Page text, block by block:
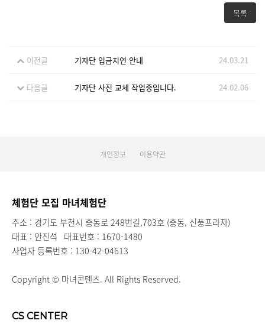
목록
이전글 기자단 입금지연 안내 24.03.21
다음글 기자단 사진 교체 작업중입니다. 24.02.06
개인정보 이용약관
체험단 모집 마녀체험단
주소 : 경기도 부천시 중동로 248번길,703호 (중동, 신풍프라자)
대표 : 안진석 대표번호 : 1670-1480
사업자 등록번호 : 130-42-04613
Copyright © 마녀콘텐츠. All Rights Reserved.
CS CENTER